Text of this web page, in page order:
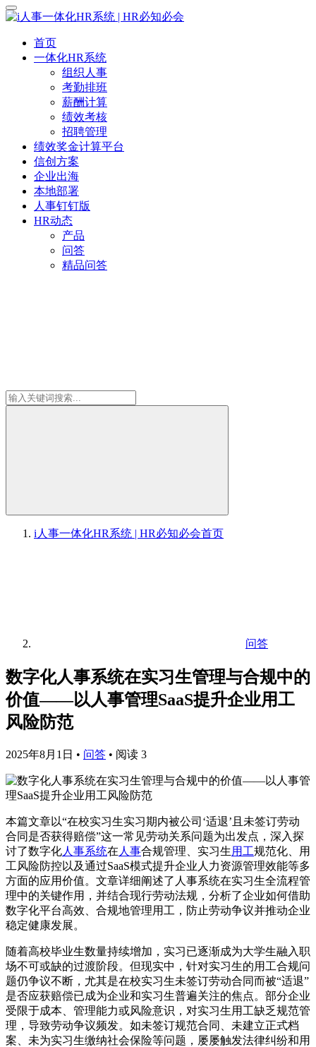
首页
一体化HR系统
组织人事
考勤排班
薪酬计算
绩效考核
招聘管理
绩效奖金计算平台
信创方案
企业出海
本地部署
人事钉钉版
HR动态
产品
问答
精品问答
i人事一体化HR系统 | HR必知必会首页
问答
数字化人事系统在实习生管理与合规中的
价值——以人事管理SaaS提升企业用工
风险防范
2025年8月1日 • 问答 • 阅读 3
本篇文章以“在校实习生实习期内被公司‘适退’且未签订劳动
合同是否获得赔偿”这一常见劳动关系问题为出发点，深入探
讨了数字化人事系统在 人事合规管理、实习生用工规范化、用
工风险防控以及通过SaaS模式提升企业人力资源管理效能等多
方面的应用价值。文章详细阐述了人事系统在实习生全流程管
理中的关键作用，并结合现行劳动法规，分析了企业如何借助
数字化平台高效、合规地管理用工，防止劳动争议并推动企业
稳定健康发展。
随着高校毕业生数量持续增加，实习已逐渐成为大学生融入职
场不可或缺的过渡阶段。但现实中，针对实习生的用工合规问
题仍争议不断，尤其是在校实习生未签订劳动合同而被“适退”
是否应获赔偿已成为企业和实习生普遍关注的焦点。部分企业
受限于成本、管理能力或风险意识，对实习生用工缺乏规范管
理，导致劳动争议频发。如未签订规范合同、未建立正式档
案、未为实习生缴纳社会保险等问题，屡屡触发法律纠纷和用